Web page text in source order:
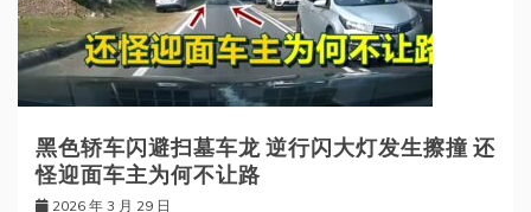
黑色轿车闪避扫墓车龙 逆行闪大灯发生擦撞 还
怪迎面车主为何不让路
2026 年 3 月 29 日